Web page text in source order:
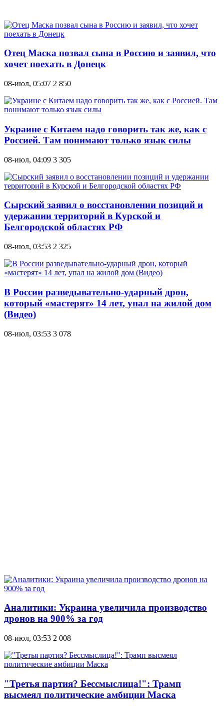
Отец Маска позвал сына в Россию и заявил, что
хочет поехать в Донецк
08-июл, 05:07 2 850
Украине с Китаем надо говорить так же, как с
Россией. Там понимают только язык силы
08-июл, 04:09 3 305
Сырский заявил о восстановлении позиций и
удержании территорий в Курской и
Белгородской областях РФ
08-июл, 03:53 2 325
В России разведывательно-ударный дрон,
который «мастерят» 14 лет, упал на жилой дом
(Видео)
08-июл, 03:53 3 078
Аналитики: Украина увеличила производство
дронов на 900% за год
08-июл, 03:53 2 008
"Третья партия? Бессмыслица!": Трамп
высмеял политические амбиции Маска